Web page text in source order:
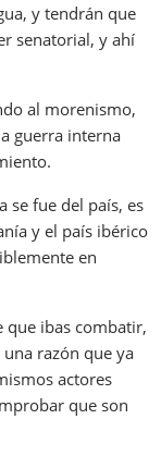
y tendrán que
senatorial, y ahí
al morenismo,
guerra interna
se fue del país, es
y el país ibérico
en
que ibas combatir,
razón que ya
actores
que son